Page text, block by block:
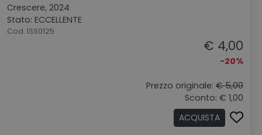
Crescere, 2024
Stato: ECCELLENTE
Cod. ISS0125
€ 4,00
-20%
Prezzo originale: € 5,00
Sconto: € 1,00
ACQUISTA